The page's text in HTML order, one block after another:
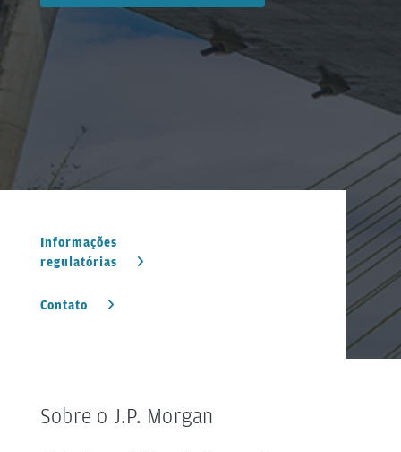
Informações
regulatórias
Contato
Sobre o J.P. Morgan